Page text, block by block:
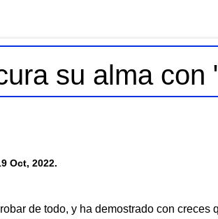
su alma con
Oct, 2022.
de todo, y ha demostrado con